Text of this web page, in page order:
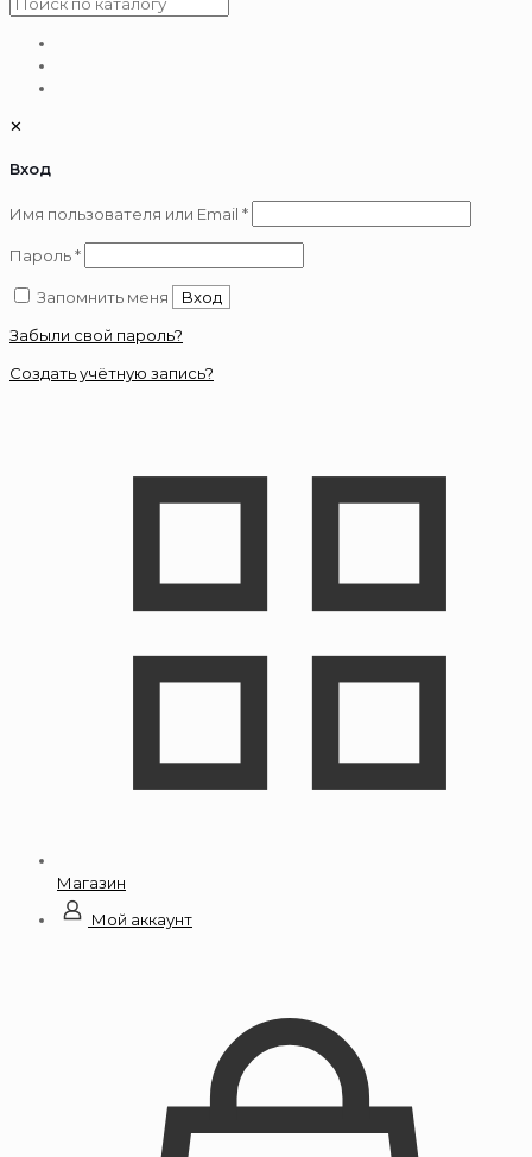
✕
Вход
Имя пользователя или Email *Обязательно
Пароль*Обязательно
Запомнить меня
Вход
Забыли свой пароль?
Создать учётную запись?
Магазин
Мой аккаунт